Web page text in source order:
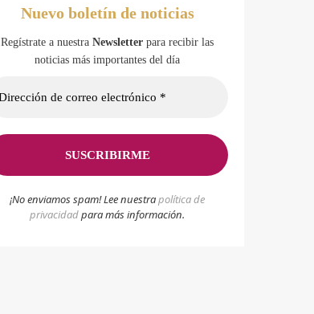
Nuevo boletín de noticias
Regístrate a nuestra Newsletter para recibir las
noticias más importantes del día
¡No enviamos spam! Lee nuestrapolítica de
privacidadpara más información.